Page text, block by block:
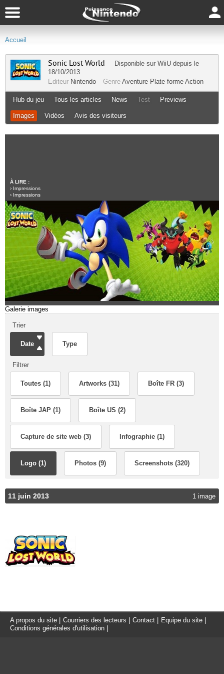
Accueil
Sonic Lost World Disponible sur WiiU depuis le
18/10/2013
Editeur Nintendo Genre Aventure Plate-forme Action
Hub du jeu Tous les articles News Test Previews
Images Vidéos Avis des visiteurs
À LIRE :
› Impressions
› Impressions
Galerie images
Trier
Date Type
Filtrer
Toutes (1) Artworks (31) Boîte FR (3)
Boîte JAP (1) Boîte US (2)
Capture de site web (3) Infographie (1)
Logo (1) Photos (9) Screenshots (320)
11 juin 2013 1 image
A propos du site Courriers des lecteurs Contact Equipe du site
Conditions générales d'utilisation